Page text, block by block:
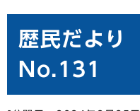
歴民だよ
No.131